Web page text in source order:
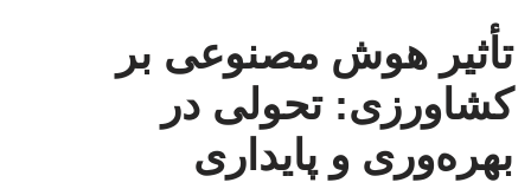
تأثیر هوش مصنوعی بر
کشاورزی: تحولی در
بهره‌وری و پایداری